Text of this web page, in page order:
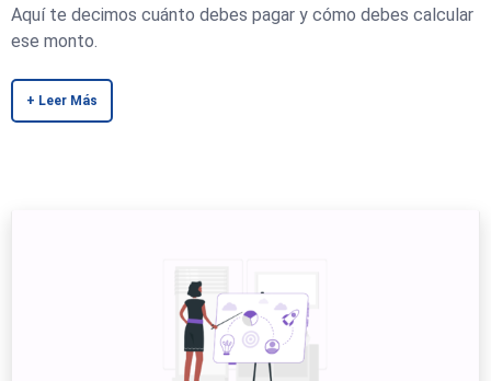
Aquí te decimos cuánto debes pagar y cómo debes calcular
ese monto.
+ Leer Más